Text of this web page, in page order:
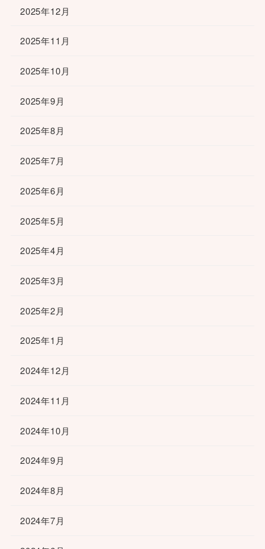
2025年12月
2025年11月
2025年10月
2025年9月
2025年8月
2025年7月
2025年6月
2025年5月
2025年4月
2025年3月
2025年2月
2025年1月
2024年12月
2024年11月
2024年10月
2024年9月
2024年8月
2024年7月